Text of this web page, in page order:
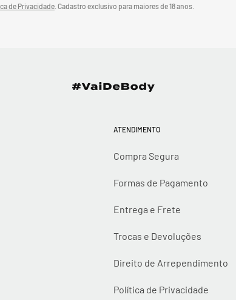
de Privacidade.Cadastro exclusivo para maiores de 18 anos.
ATENDIMENTO
Compra Segura
Formas de Pagamento
Entrega e Frete
Trocas e Devoluções
Direito de Arrependimento
Política de Privacidade